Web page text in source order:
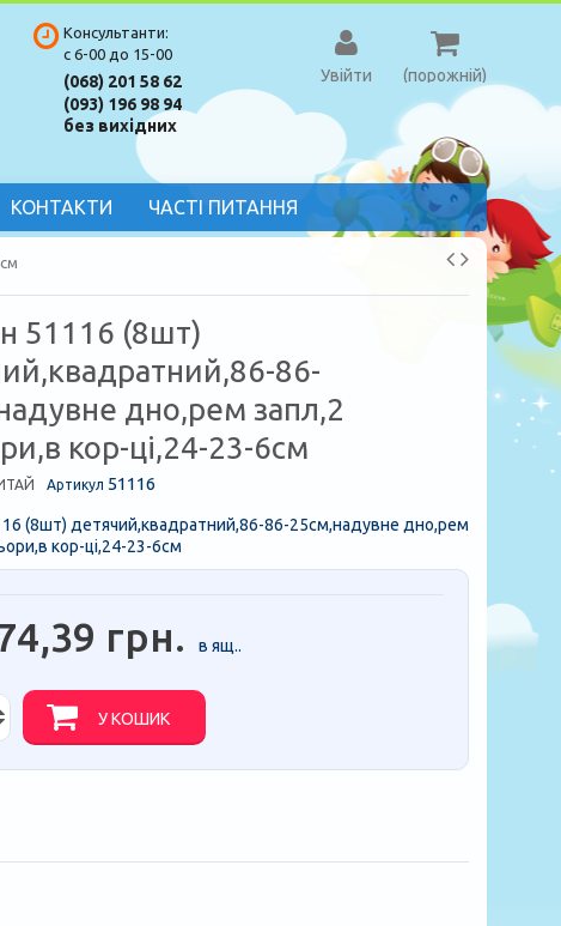
(порожній)
Увійти
Консультанти:
с 6-00 до 15-00
(068) 201 58 62
(093) 196 98 94
без вихідних
КОНТАКТИ ЧАСТІ ПИТАННЯ
51116 (8шт)
86-
дно,рем запл,2
кор-цi,24-23-6см
Артикул 51116
(8шт) детячий,квадратний,86-86-25см,надувне дно,рем
кор-цi,24-23-6см
грн. в ящ..
У КОШИК